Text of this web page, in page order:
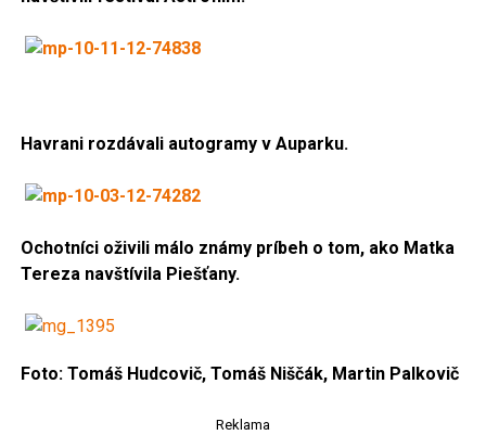
Havrani rozdávali autogramy v Auparku.
Ochotníci oživili málo známy príbeh o tom, ako Matka
Tereza navštívila Piešťany.
Foto: Tomáš Hudcovič, Tomáš Niščák, Martin Palkovič
Reklama